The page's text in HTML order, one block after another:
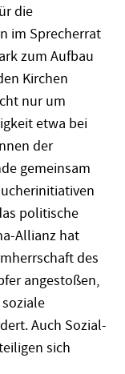
die
im Sprecherrat
zum Aufbau
Kirchen
nur um
etwa bei
der
gemeinsam
politische
Allianz hat
des
angestoßen,
Auch Sozial-
sich